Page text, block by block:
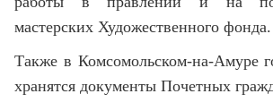
мастерских Художественного фонда.
Также в Комсомольском-на-Амуре
хранятся документы Почетных